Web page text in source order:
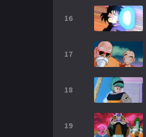
16
17
18
19